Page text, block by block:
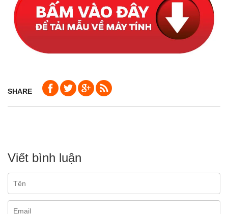
SHARE
Viết bình luận